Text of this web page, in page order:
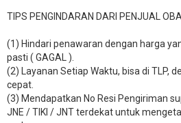
TIPS PENGINDARAN DARI PENJUAL
(1) Hindari penawaran dengan harga
pasti ( GAGAL ).
(2) Layanan Setiap Waktu, bisa di TLP,
cepat.
(3) Mendapatkan No Resi Pengiriman
JNE / TIKI / JNT terdekat untuk